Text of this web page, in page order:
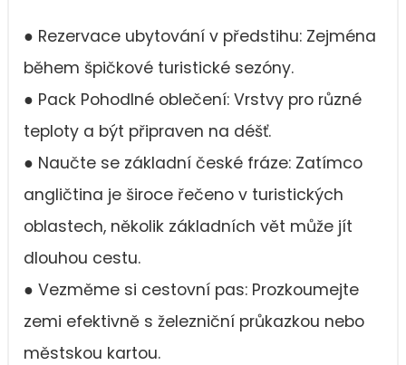
● Rezervace ubytování v předstihu: Zejména
během špičkové turistické sezóny.
● Pack Pohodlné oblečení: Vrstvy pro různé
teploty a být připraven na déšť.
● Naučte se základní české fráze: Zatímco
angličtina je široce řečeno v turistických
oblastech, několik základních vět může jít
dlouhou cestu.
● Vezměme si cestovní pas: Prozkoumejte
zemi efektivně s železniční průkazkou nebo
městskou kartou.